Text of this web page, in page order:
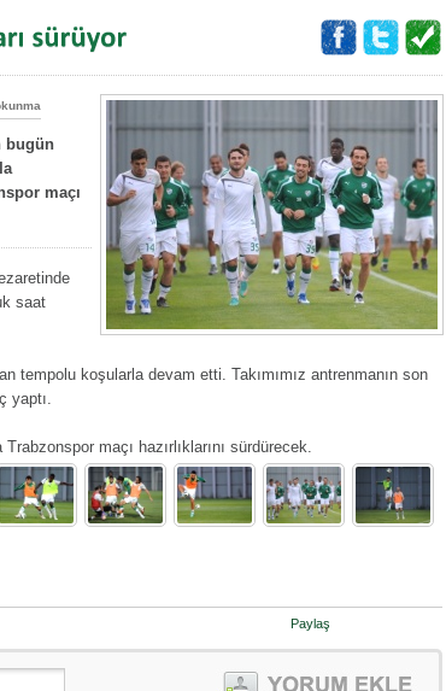
bugün
maçı
saat
tempolu koşularla devam etti. Takımımız antrenmanın son
yaptı.
maçı hazırlıklarını sürdürecek.
Paylaş